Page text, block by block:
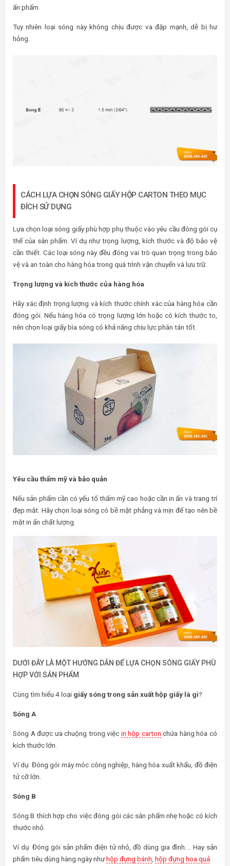
ấn phẩm.
Tuy nhiên loại sóng này không chịu được va đập mạnh, dễ bị hư
hỏng.
CÁCH LỰA CHỌN SÓNG GIẤY HỘP CARTON THEO MỤC
ĐÍCH SỬ DỤNG
Lựa chọn loại sóng giấy phù hợp phụ thuộc vào yêu cầu đóng gói cụ
thể của sản phẩm. Ví dụ như trọng lượng, kích thước và độ bảo vệ
cần thiết. Các loại sóng này đều đóng vai trò quan trọng trong bảo
vệ và an toàn cho hàng hóa trong quá trình vận chuyển và lưu trữ.
Trọng lượng và kích thước của hàng hóa
Hãy xác định trọng lượng và kích thước chính xác của hàng hóa cần
đóng gói. Nếu hàng hóa có trọng lượng lớn hoặc có kích thước to,
nên chọn loại giấy bìa sóng có khả năng chịu lực phân tán tốt.
Yêu cầu thẩm mỹ và bảo quản
Nếu sản phẩm cần có yếu tố thẩm mỹ cao hoặc cần in ấn và trang trí
đẹp mắt. Hãy chọn loại sóng có bề mặt phẳng và mịn để tạo nên bề
mặt in ấn chất lượng.
DƯỚI ĐÂY LÀ MỘT HƯỚNG DẪN ĐỂ LỰA CHỌN SÓNG GIẤY PHÙ
HỢP VỚI SẢN PHẨM
Cùng tìm hiểu 4 loại giấy sóng trong sản xuất hộp giấy là gì?
Sóng A
Sóng A được ưa chuộng trong việc in hộp carton chứa hàng hóa có
kích thước lớn.
Ví dụ: Đóng gói máy móc công nghiệp, hàng hóa xuất khẩu, đồ điện
tử cỡ lớn.
Sóng B
Sóng B thích hợp cho việc đóng gói các sản phẩm nhẹ hoặc có kích
thước nhỏ.
Ví dụ: Đóng gói sản phẩm điện tử nhỏ, đồ dùng gia đình…. Hay sản
phẩm tiêu dùng hàng ngày nhưhộp đựng bánh, hộp đựng hoa quả.